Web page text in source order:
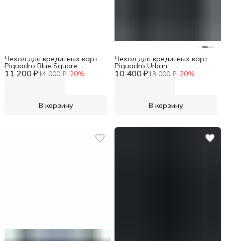
11 200 ₽14 000 ₽−20%
Чехол для кредитных карт
Piquadro Blue Square
PP6659B2R/N черный
В корзину
10 400 ₽13 000 ₽−20%
Чехол для кредитных карт
Piquadro Urban
PP5585UB00R/NGR черный/
В корзину